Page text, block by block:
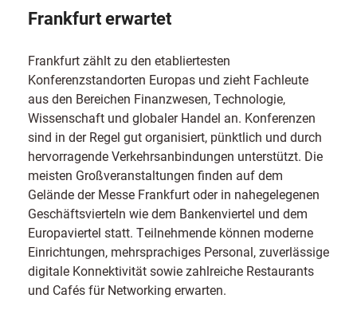
Frankfurt erwartet
Frankfurt zählt zu den etabliertesten
Konferenzstandorten Europas und zieht Fachleute
aus den Bereichen Finanzwesen, Technologie,
Wissenschaft und globaler Handel an. Konferenzen
sind in der Regel gut organisiert, pünktlich und durch
hervorragende Verkehrsanbindungen unterstützt. Die
meisten Großveranstaltungen finden auf dem
Gelände der Messe Frankfurt oder in nahegelegenen
Geschäftsvierteln wie dem Bankenviertel und dem
Europaviertel statt. Teilnehmende können moderne
Einrichtungen, mehrsprachiges Personal, zuverlässige
digitale Konnektivität sowie zahlreiche Restaurants
und Cafés für Networking erwarten.